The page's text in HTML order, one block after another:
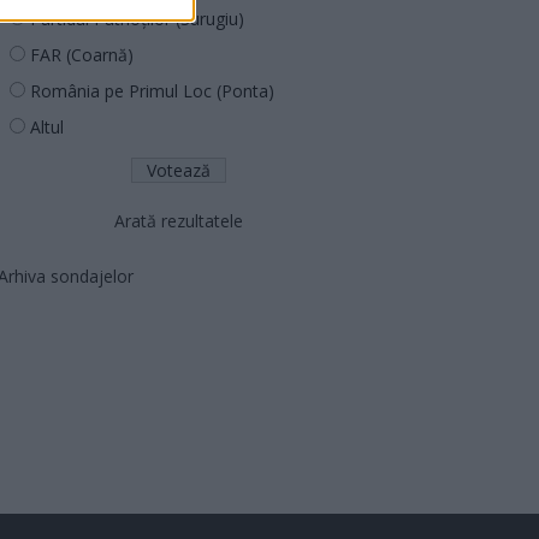
Partidul Patrioților (Surugiu)
FAR (Coarnă)
România pe Primul Loc (Ponta)
Altul
Arată rezultatele
sondajelor